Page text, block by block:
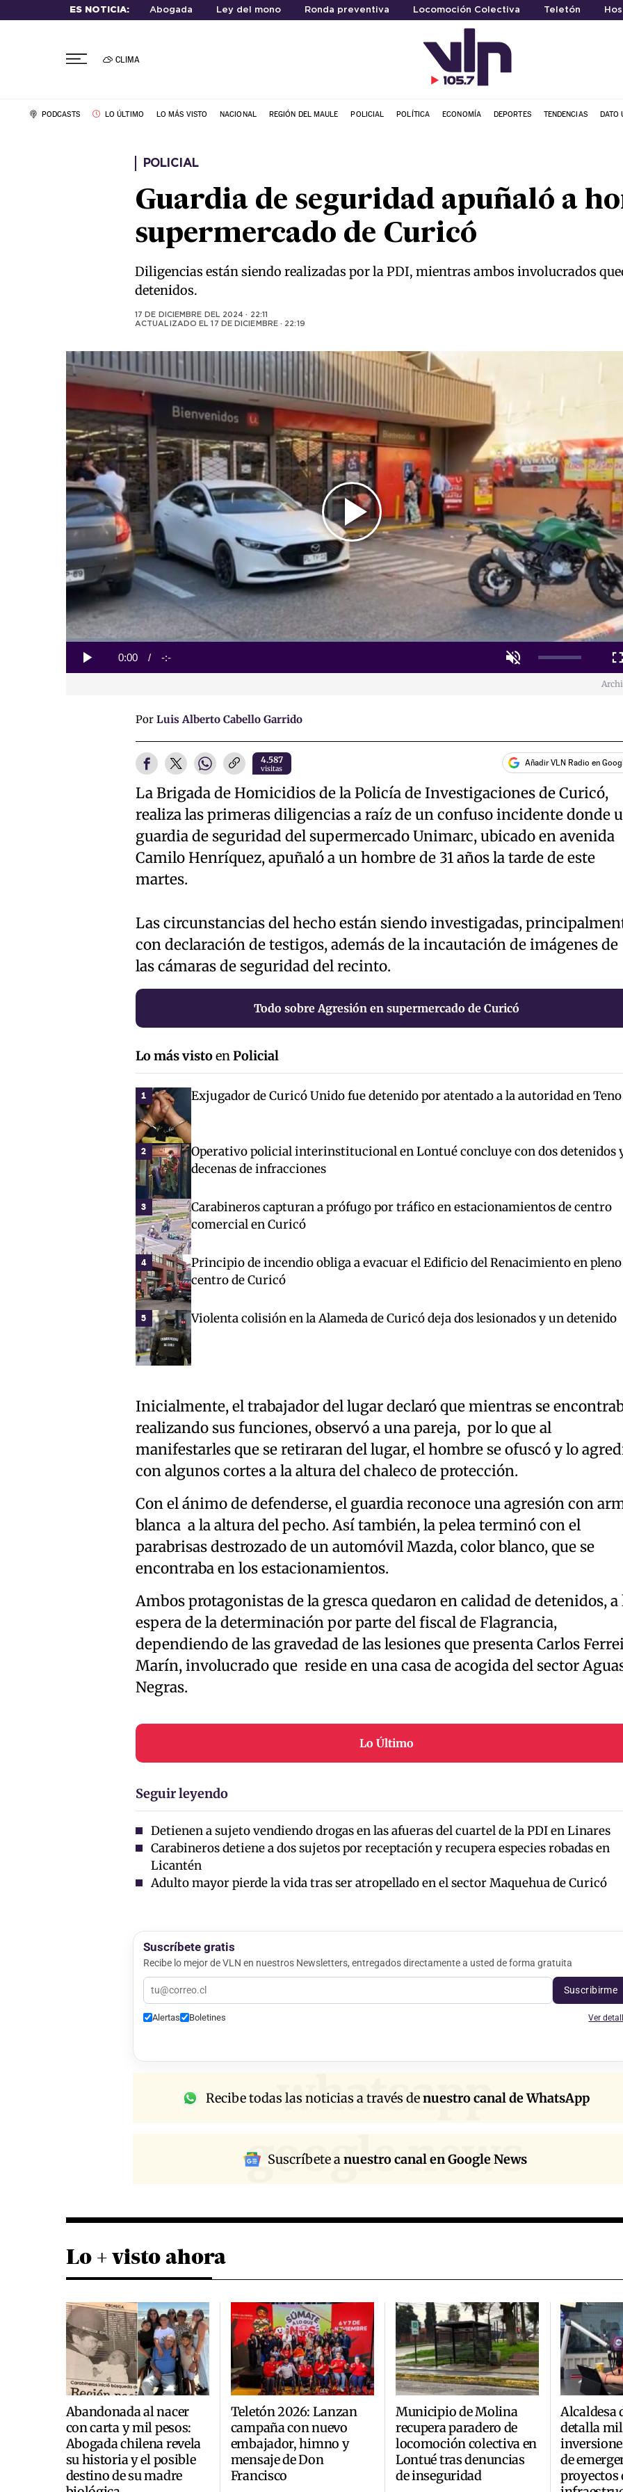
ES NOTICIA: Abogada Ley del mono Ronda preventiva Locomoción Colectiva Teletón
CLIMA
PODCASTS LO ÚLTIMO LO MÁS VISTO NACIONAL REGIÓN DEL MAULE POLICIAL POLÍTICA ECONOMÍA DEPORTES TENDENCIAS DATO
POLICIAL
Guardia de seguridad apuñaló a
supermercado de Curicó
Diligencias están siendo realizadas por la PDI, mientras ambos involucrados
detenidos.
17 DE DICIEMBRE DEL 2024 · 22:11
ACTUALIZADO EL17 DE DICIEMBRE · 22:19
Play
Video
Play Unmute
Current
0:00 / Duration
-:-
Loaded:
Por Luis Alberto Cabello Garrido
4.587
visitas
Añadir VLN Radio en
La Brigada de Homicidios de la Policía de Investigaciones de Curicó,
realiza las primeras diligencias a raíz de un confuso incidente donde
guardia de seguridad del supermercado Unimarc, ubicado en avenida
Camilo Henríquez, apuñaló a un hombre de 31 años la tarde de este
martes.
Las circunstancias del hecho están siendo investigadas,
con declaración de testigos, además de la incautación de imágenes de
las cámaras de seguridad del recinto.
Todo sobre Agresión en supermercado de Curicó
Lo más vistoenPolicial
1 Exjugador de Curicó Unido fue detenido por atentado a la autoridad en Teno
2
Operativo policial interinstitucional en Lontué concluye con dos detenidos
decenas de infracciones
3
Carabineros capturan a prófugo por tráfico en estacionamientos de centro
comercial en Curicó
4
Principio de incendio obliga a evacuar el Edificio del Renacimiento en pleno
centro de Curicó
5 Violenta colisión en la Alameda de Curicó deja dos lesionados y un detenido
Inicialmente, el trabajador del lugar declaró que mientras se
realizando sus funciones, observó a una pareja, por lo que al
manifestarles que se retiraran del lugar, el hombre se ofuscó y lo
con algunos cortes a la altura del chaleco de protección.
Con el ánimo de defenderse, el guardia reconoce una agresión con
blanca a la altura del pecho. Así también, la pelea terminó con el
parabrisas destrozado de un automóvil Mazda, color blanco, que se
encontraba en los estacionamientos.
Ambos protagonistas de la gresca quedaron en calidad de detenidos, a
espera de la determinación por parte del fiscal de Flagrancia,
dependiendo de las gravedad de las lesiones que presenta Carlos
Marín, involucrado que reside en una casa de acogida del sector
Negras.
Lo Último
Seguir leyendo
Detienen a sujeto vendiendo drogas en las afueras del cuartel de la PDI en Linares
Carabineros detiene a dos sujetos por receptación y recupera especies robadas en
Licantén
Adulto mayor pierde la vida tras ser atropellado en el sector Maquehua de Curicó
Suscríbete gratis
Recibe lo mejor de VLN en nuestros Newsletters, entregados directamente a usted de forma gratuita
Suscribirme
Alertas Boletines Ver
whatsapp
Recibe todas las noticias a través denuestro canal de WhatsApp
google news
Suscríbete anuestro canal en Google News
Lo + visto ahora
Abandonada al nacer
con carta y mil pesos:
Abogada chilena revela
su historia y el posible
destino de su madre
Teletón 2026: Lanzan
campaña con nuevo
embajador, himno y
mensaje de Don
Francisco
Municipio de Molina
recupera paradero de
locomoción colectiva en
Lontué tras denuncias
de inseguridad
Alcaldesa
detalla
de
proyectos